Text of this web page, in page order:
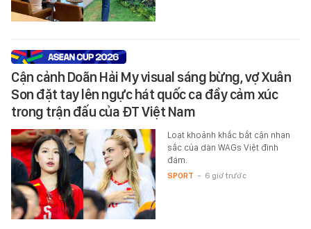
Cận cảnh Doãn Hải My visual sáng bừng, vợ Xuân
Son đặt tay lên ngực hát quốc ca đầy cảm xúc
trong trận đấu của ĐT Việt Nam
Loạt khoảnh khắc bắt cận nhan
sắc của dàn WAGs Việt đình
đám.
SPORT - 6 giờ trước